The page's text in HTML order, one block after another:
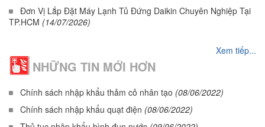
Đơn Vị Lắp Đặt Máy Lạnh Tủ Đứng Daikin Chuyên Nghiệp Tại
TP.HCM (14/07/2026)
Xem tiếp...
NHỮNG TIN MỚI HƠN
Chính sách nhập khẩu thảm cỏ nhân tạo (08/06/2022)
Chính sách nhập khẩu quạt điện (08/06/2022)